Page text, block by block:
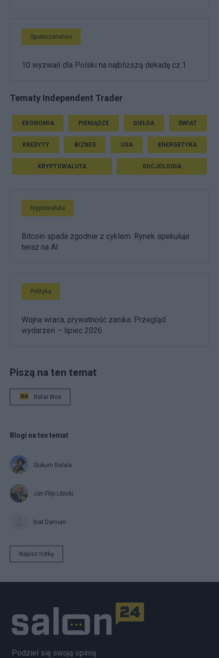
Społeczeństwo
10 wyzwań dla Polski na najbliższą dekadę cz.1
Tematy Independent Trader
EKONOMIA PIENIĄDZE GIEŁDA ŚWIAT
KREDYTY BIZNES USA ENERGETYKA
KRYPTOWALUTA SOCJOLOGIA
Kryptowaluta
Bitcoin spada zgodnie z cyklem. Rynek spekuluje
teraz na AI
Polityka
Wojna wraca, prywatność zanika. Przegląd
wydarzeń – lipiec 2026
Piszą na ten temat
Rafał Woś
Blogi na ten temat
Siukum Balala
Jan Filip Libicki
brat Damian
Napisz notkę
Podziel się swoją opinią